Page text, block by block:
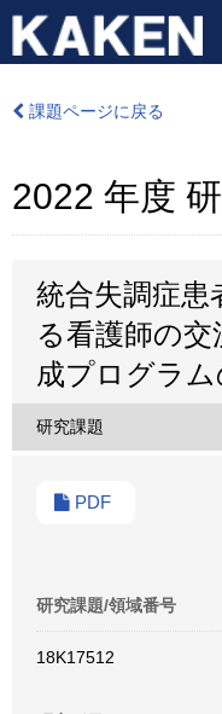
課題ページに戻る
2022 年度
統合失調症患
る看護師の
成プログラ
研究課題
PDF
研究課題/領域番号
18K17512